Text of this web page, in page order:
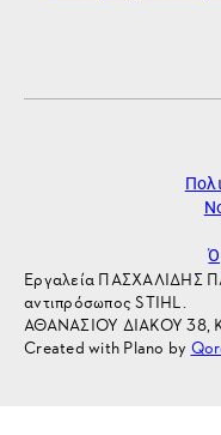
Εργαλεία ΠΑΣΧΑΛΙΔΗΣ
αντιπρόσωπος STIHL.
ΑΘΑΝΑΣΙΟΥ ΔΙΑΚΟΥ 38,
Created with Plano by